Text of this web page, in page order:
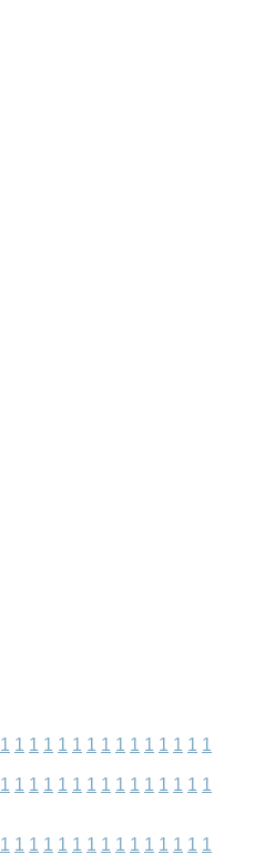
1 1 1 1 1 1 1 1 1 1 1 1 1 1 1
1 1 1 1 1 1 1 1 1 1 1 1 1 1 1
1 1 1 1 1 1 1 1 1 1 1 1 1 1 1